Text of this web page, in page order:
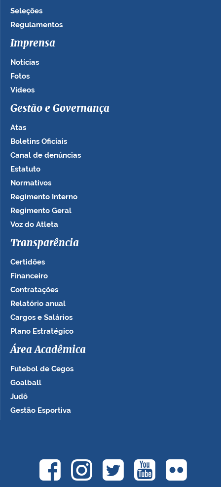
Seleções
Regulamentos
Imprensa
Notícias
Fotos
Vídeos
Gestão e Governança
Atas
Boletins Oficiais
Canal de denúncias
Estatuto
Normativos
Regimento Interno
Regimento Geral
Voz do Atleta
Transparência
Certidões
Financeiro
Contratações
Relatório anual
Cargos e Salários
Plano Estratégico
Área Acadêmica
Futebol de Cegos
Goalball
Judô
Gestão Esportiva